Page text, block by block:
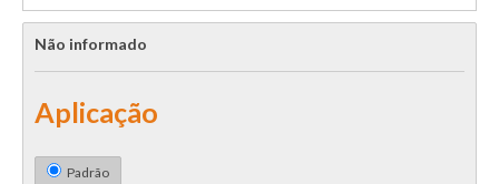
Não informado
Aplicação
Padrão